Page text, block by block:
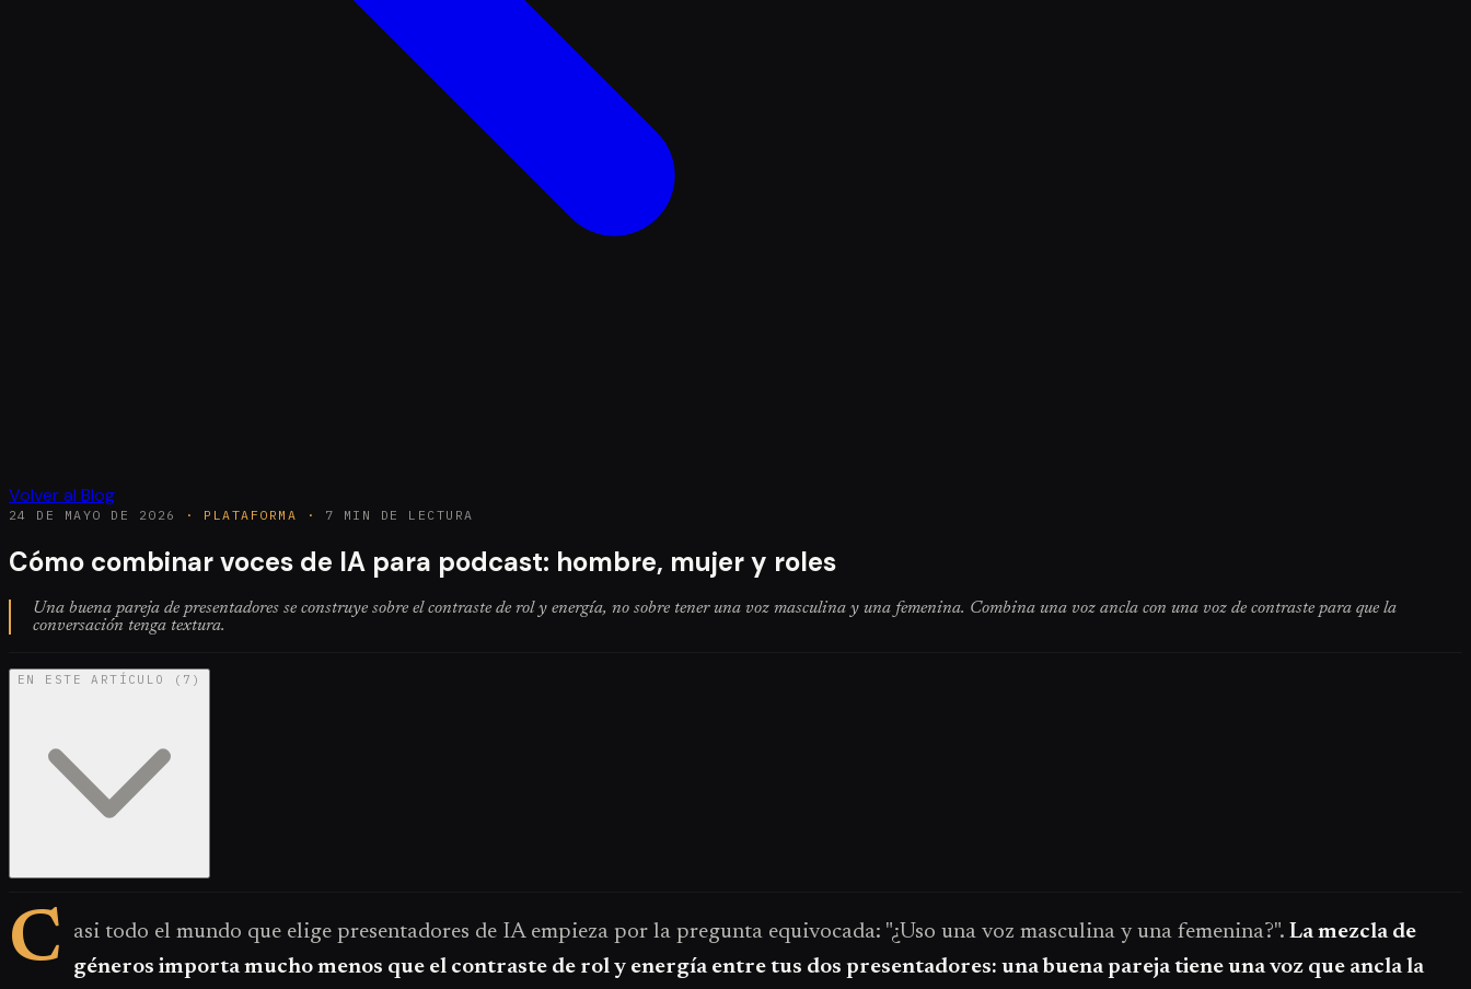
Volver al Blog
24 DE MAYO DE 2026 · PLATAFORMA · 7 MIN DE LECTURA
Cómo combinar voces de IA para podcast: hombre, mujer y roles
Una buena pareja de presentadores se construye sobre el contraste de rol y energía, no sobre tener una voz masculina y una femenina. Combina una voz ancla con una voz de contraste para que la
conversación tenga textura.
EN ESTE ARTÍCULO ( 7 )
C asi todo el mundo que elige presentadores de IA empieza por la pregunta equivocada: "¿Uso una voz masculina y una femenina?". La mezcla de
géneros importa mucho menos que el contraste de rol y energía entre tus dos presentadores: una buena pareja tiene una voz que ancla la